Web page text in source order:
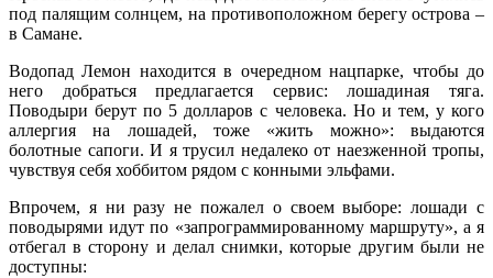
под палящим солнцем, на противоположном берегу острова –
в Самане.
Водопад Лемон находится в очередном нацпарке, чтобы до
него добраться предлагается сервис: лошадиная тяга.
Поводыри берут по 5 долларов с человека. Но и тем, у кого
аллергия на лошадей, тоже «жить можно»: выдаются
болотные сапоги. И я трусил недалеко от наезженной тропы,
чувствуя себя хоббитом рядом с конными эльфами.
Впрочем, я ни разу не пожалел о своем выборе: лошади с
поводырями идут по «запрограммированному маршруту», а я
отбегал в сторону и делал снимки, которые другим были не
доступны: